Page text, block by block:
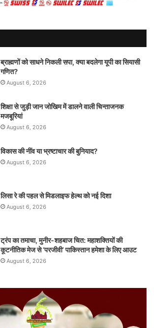
ब्राह्मणों को साधने निकली सपा, क्या बदलेगा यूपी का सियासी
गणित?
August 6, 2026
शिक्षा से जुड़ी जान जोखिम में डालने वाली चिन्ताजनक
मजबूरियां
August 6, 2026
विकास की नींव या भ्रष्टाचार की बुनियाद?
August 6, 2026
लिसा रे की पहल से मिडलाइफ हेल्थ को नई दिशा
August 6, 2026
ट्रंप का तमाचा, मुनीर-शहबाज चित: महाशक्तियों की
कूटनीतिक मेज से ‘परजीवी’ पाकिस्तान हमेशा के लिए आउट
August 6, 2026